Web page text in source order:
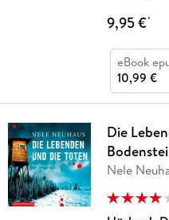
9,95 €*
eBook
10,99 €
Die
Nele